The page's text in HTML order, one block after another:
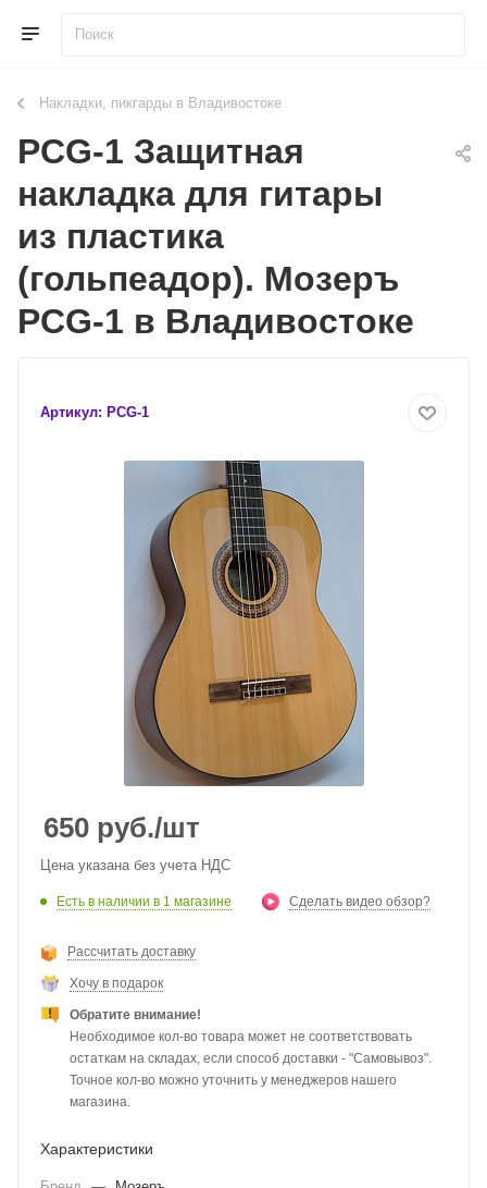
Накладки, пикгарды в Владивостоке
PCG-1 Защитная
накладка для гитары
из пластика
(гольпеадор). Мозеръ
PCG-1 в Владивостоке
Артикул: PCG-1
650 руб./шт
Цена указана без учета НДС
Есть в наличии в 1 магазине Сделать видео обзор?
Рассчитать доставку
Хочу в подарок
Обратите внимание!
Необходимое кол-во товара может не соответствовать
остаткам на складах, если способ доставки - "Самовывоз".
Точное кол-во можно уточнить у менеджеров нашего
магазина.
Характеристики